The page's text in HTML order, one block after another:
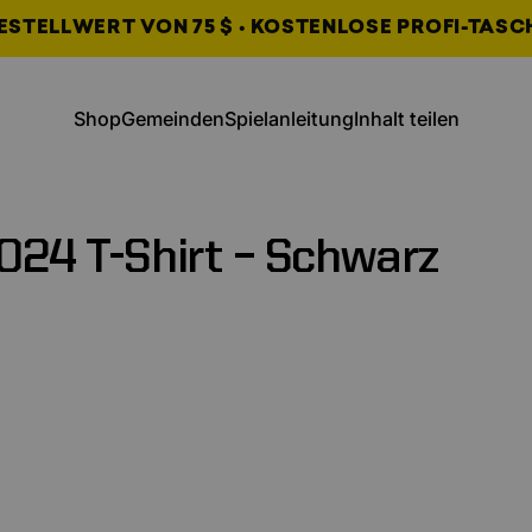
VON 75 $ • KOSTENLOSE PROFI-
ShopGemeindenSpielanleitungInhalt teilen
T-Shirt – Schwarz